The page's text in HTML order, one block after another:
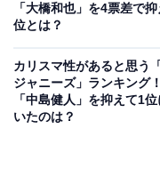
「大橋和也」を4票差で
位とは？
カリスマ性があると思う
ジャニーズ」ランキング
「中島健人」を抑えて1
いたのは？